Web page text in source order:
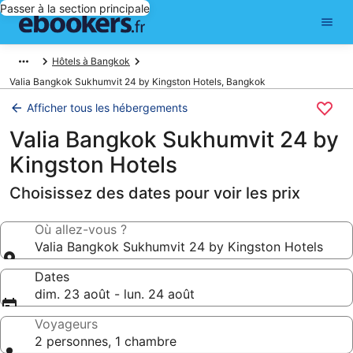
Passer à la section principale
Hôtels à Bangkok
Valia Bangkok Sukhumvit 24 by Kingston Hotels, Bangkok
Afficher tous les hébergements
Valia Bangkok Sukhumvit 24 by
Kingston Hotels
Choisissez des dates pour voir les prix
Où allez-vous ?
Valia Bangkok Sukhumvit 24 by Kingston Hotels
Dates
dim. 23 août - lun. 24 août
Voyageurs
2 personnes, 1 chambre